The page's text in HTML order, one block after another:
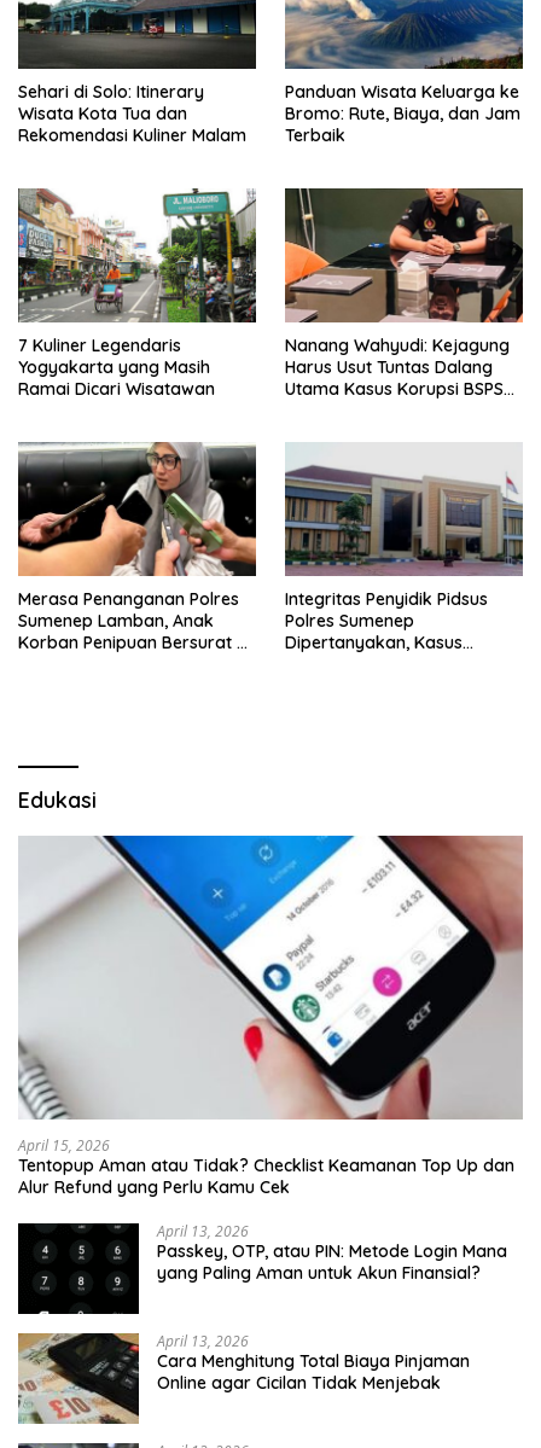
Sehari di Solo: Itinerary
Wisata Kota Tua dan
Rekomendasi Kuliner Malam
Panduan Wisata Keluarga ke
Bromo: Rute, Biaya, dan Jam
Terbaik
7 Kuliner Legendaris
Yogyakarta yang Masih
Ramai Dicari Wisatawan
Nanang Wahyudi: Kejagung
Harus Usut Tuntas Dalang
Utama Kasus Korupsi BSPS
Merasa Penanganan Polres
Sumenep Lamban, Anak
Korban Penipuan Bersurat ke
Integritas Penyidik Pidsus
Polres Sumenep
Dipertanyakan, Kasus
Edukasi
April 15, 2026
Tentopup Aman atau Tidak? Checklist Keamanan Top Up dan
Alur Refund yang Perlu Kamu Cek
April 13, 2026
Passkey, OTP, atau PIN: Metode Login Mana
yang Paling Aman untuk Akun Finansial?
April 13, 2026
Cara Menghitung Total Biaya Pinjaman
Online agar Cicilan Tidak Menjebak